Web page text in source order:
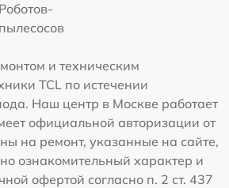
Роботов-
пылесосов
и техническим
TCL по истечении
Наш центр в Москве работает
официальной авторизации от
на ремонт, указанные на сайте,
ознакомительный характер и
офертой согласно п. 2 ст. 437